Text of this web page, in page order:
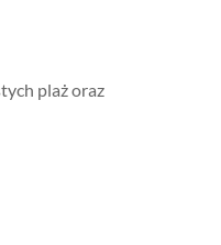
plaż oraz